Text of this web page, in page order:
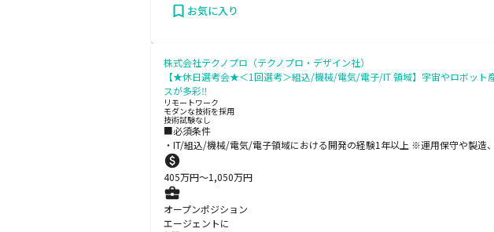
お気に入り
株式会社テクノプロ（テクノプロ・デザイン社）
【★休日選考会★＜1回選考＞組込/機械/電気/電子/IT 領域】宇宙やロボッ
スが多彩‼
リモートワーク
モダンな技術を採用
技術試験なし
■必須条件
・IT/組込/機械/電気/電子領域における開発の経験1年以上 ※運用保守や製造
405万円〜1,050万円
オープンポジション
エージェントに